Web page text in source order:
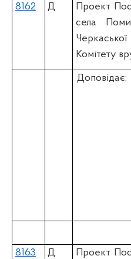
8162 Д
Проект
села
Комітету
Доповідає:
8163 Д
Проект